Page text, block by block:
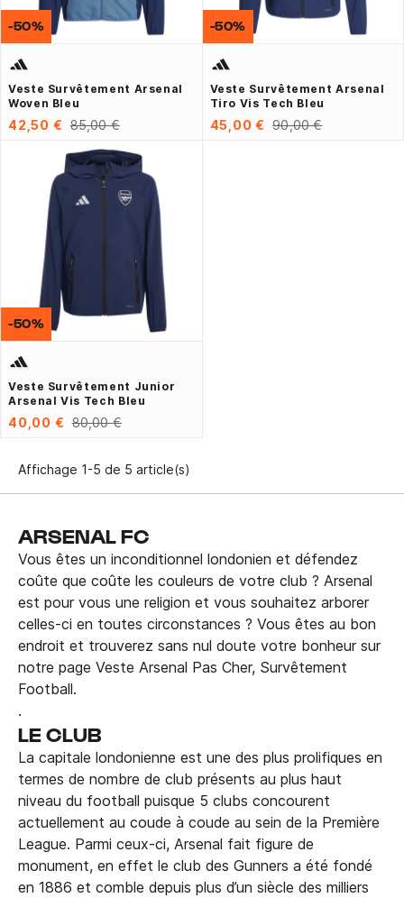
Veste Survêtement Arsenal
Woven Bleu
42,50 € 85,00 €
-50%
Veste Survêtement Arsenal
Tiro Vis Tech Bleu
45,00 € 90,00 €
-50%
Veste Survêtement Junior
Arsenal Vis Tech Bleu
40,00 € 80,00 €
-50%
Affichage 1-5 de 5 article(s)
ARSENAL FC
Vous êtes un inconditionnel londonien et défendez
coûte que coûte les couleurs de votre club ? Arsenal
est pour vous une religion et vous souhaitez arborer
celles-ci en toutes circonstances ? Vous êtes au bon
endroit et trouverez sans nul doute votre bonheur sur
notre page Veste Arsenal Pas Cher, Survêtement
Football.
.
LE CLUB
La capitale londonienne est une des plus prolifiques en
termes de nombre de club présents au plus haut
niveau du football puisque 5 clubs concourent
actuellement au coude à coude au sein de la Première
League. Parmi ceux-ci, Arsenal fait figure de
monument, en effet le club des Gunners a été fondé
en 1886 et comble depuis plus d’un siècle des milliers